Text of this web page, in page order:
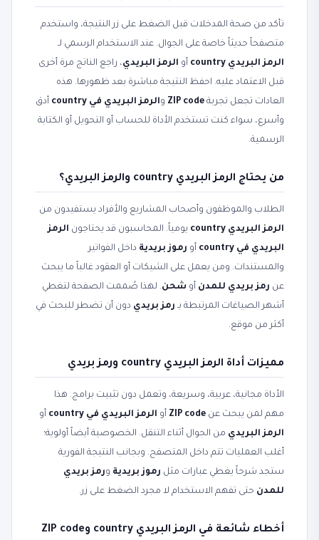
تأكد من صحة المدخلات قبل الضغط على زر النتيجة، واستخدم
متصفحاً حديثاً خاصة على الجوال. عند الاستخدام الرسمي لـ
الرمز البريدي country
أو الرمز البريدي، راجع الناتج مرة أخرى
قبل الاعتماد عليه. احفظ النتيجة مباشرة بعد ظهورها. هذه
العادات تجعل تجربة ZIP code والرمز البريدي في country
أدق
وأسرع، سواء كنت تستخدم الأداة للحساب أو التحويل أو الكتابة
الرسمية.
من يحتاج الرمز البريدي country والرمز البريدي؟
الطلاب والموظفون وأصحاب المشاريع والأفراد يستفيدون من
الرمز البريدي country
يومياً. المحاسبون قد يحتاجون الرمز
البريدي في country
أو رموز بريدية داخل الفواتير
والمستندات. ومن يعمل على الشيكات أو العقود غالباً ما يبحث
عن رمز بريدي للمدن أو شحن. لهذا صُممت الصفحة لتغطي
أشهر الصياغات المرتبطة بـ رمز بريدي دون أن تضطر للبحث في
أكثر من موقع.
مميزات أداة الرمز البريدي country ورمز بريدي
الأداة مجانية، عربية، وسريعة، وتعمل دون تثبيت برامج. هذا
مهم لمن يبحث عن ZIP code أو الرمز البريدي في country
أو
الرمز البريدي من الجوال أثناء التنقل. الخصوصية أيضاً أولوية؛
أغلب العمليات تتم داخل المتصفح. وبجانب النتيجة الفورية
ستجد شرحاً يغطي عبارات مثل رموز بريدية ورمز بريدي
للمدن حتى تفهم الاستخدام لا مجرد الضغط على زر.
أخطاء شائعة في الرمز البريدي country وZIP code